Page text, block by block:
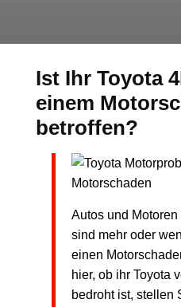
Ist Ihr Toyota
einem
betroffen?
Autos und Motoren
sind mehr oder
einen
hier, ob ihr Toyota
bedroht ist, stellen